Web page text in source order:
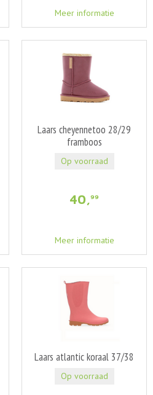
Meer informatie
Laars cheyennetoo 28/29
framboos
40,99
Meer informatie
Op voorraad
Laars atlantic koraal 37/38
Op voorraad